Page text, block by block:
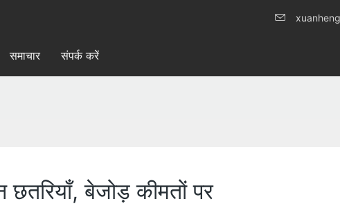
समाचार संपर्क करें
बेजोड़ कीमतों पर